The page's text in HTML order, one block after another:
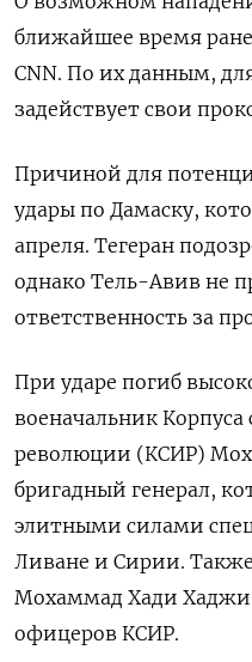
ближайшее время
CNN. По их данным,
задействует свои
Причиной для
удары по Дамаску,
апреля. Тегеран
однако Тель-Авив не
ответственность за
При ударе погиб
военачальник
революции (КСИР)
бригадный генерал,
элитными силами
Ливане и Сирии.
Мохаммад Хади
офицеров КСИР.